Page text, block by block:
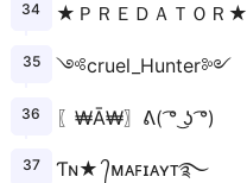
★ＰＲＥＤＡＴＯＲ★
༺cruel_Hunter༻
〖₩Ā₩〗ᕕ( ͡° ͜ʖ ͡°)
Ƭɴ★ ᭄ᴍᴀꜰɪᴀʏᴛ࿐